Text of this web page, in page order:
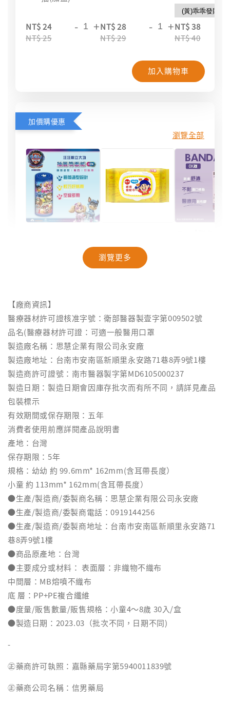
NT$ 24
NT$ 25
- +NT$ 28
NT$ 29
- +NT$ 38
NT$ 40
加入購物車
加價購優惠
瀏覽全部
筒面紙｜40抽
NT$ 28
NT$ 29
乖聯名款濕紙巾
｜乖乖發財巾｜
28抽/88抽
瀏覽更多
瀏覽更多
【廠商資訊】
醫療器材許可證核准字號：衛部醫器製壹字第009502號
品名(醫療器材許可證：可適一般醫用口罩
製造廠名稱：思慧企業有限公司永安廠
製造廠地址：台南市安南區新順里永安路71巷8弄9號1樓
製造商許可證號：南市醫器製字第MD6105000237
製造日期：製造日期會因庫存批次而有所不同，請詳見產品
包裝標示
有效期間或保存期限：五年
消費者使用前應詳閱產品說明書
產地：台灣
保存期限：5年
規格：幼幼 約 99.6mm* 162mm(含耳帶長度）
小童 約 113mm* 162mm(含耳帶長度）
●生產/製造商/委製商名稱：思慧企業有限公司永安廠
●生產/製造商/委製商電話：0919144256
●生產/製造商/委製商地址：台南市安南區新順里永安路71
巷8弄9號1樓
●商品原產地：台灣
●主要成分或材料： 表面層：非織物不織布
中間層：MB熔噴不織布
底 層：PP+PE複合纖維
●度量/販售數量/販售規格：小童4～8歲 30入/盒
●製造日期：2023.03（批次不同，日期不同)
-
㊣藥商許可執照：嘉縣藥局字第5940011839號
㊣藥商公司名稱：信男藥局